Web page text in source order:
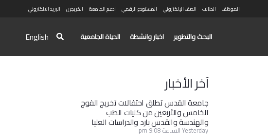
الموظف الطالب الصف الإلكتروني المستودع الرقمي ادعم الجامعة الخريجين البريد الالكتروني
البحث والتطوير اخبار وانشطة الحياة الجامعية English
آخر الأخبار
جامعة القدس تطلق احتفالات تخريج الفوج
الخامس والأربعين من كليات الطب
والهندسة والقدس بارد والدراسات العليا
Yesterday الساعة 9:08 pm